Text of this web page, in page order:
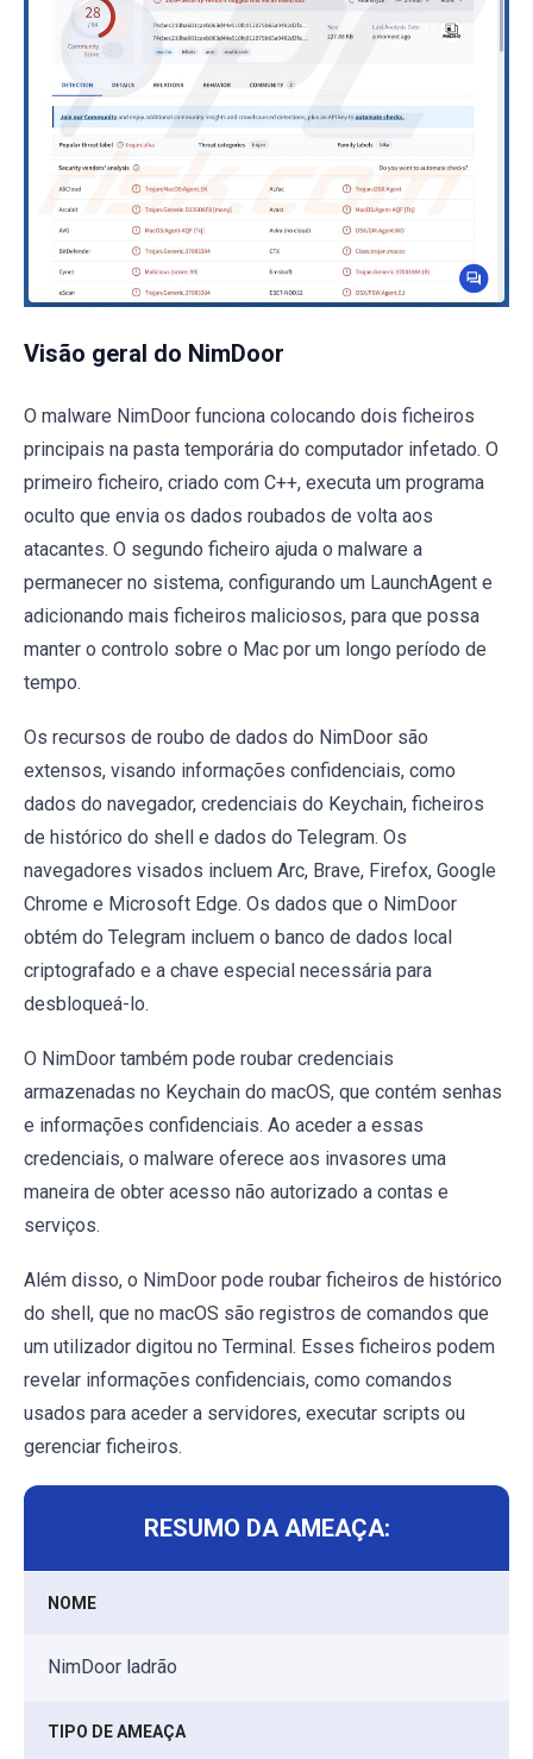
Visão geral do NimDoor
O malware NimDoor funciona colocando dois ficheiros
principais na pasta temporária do computador infetado. O
primeiro ficheiro, criado com C++, executa um programa
oculto que envia os dados roubados de volta aos
atacantes. O segundo ficheiro ajuda o malware a
permanecer no sistema, configurando um LaunchAgent e
adicionando mais ficheiros maliciosos, para que possa
manter o controlo sobre o Mac por um longo período de
tempo.
Os recursos de roubo de dados do NimDoor são
extensos, visando informações confidenciais, como
dados do navegador, credenciais do Keychain, ficheiros
de histórico do shell e dados do Telegram. Os
navegadores visados incluem Arc, Brave, Firefox, Google
Chrome e Microsoft Edge. Os dados que o NimDoor
obtém do Telegram incluem o banco de dados local
criptografado e a chave especial necessária para
desbloqueá-lo.
O NimDoor também pode roubar credenciais
armazenadas no Keychain do macOS, que contém senhas
e informações confidenciais. Ao aceder a essas
credenciais, o malware oferece aos invasores uma
maneira de obter acesso não autorizado a contas e
serviços.
Além disso, o NimDoor pode roubar ficheiros de histórico
do shell, que no macOS são registros de comandos que
um utilizador digitou no Terminal. Esses ficheiros podem
revelar informações confidenciais, como comandos
usados para aceder a servidores, executar scripts ou
gerenciar ficheiros.
RESUMO DA AMEAÇA:
NOME
NimDoor ladrão
TIPO DE AMEAÇA